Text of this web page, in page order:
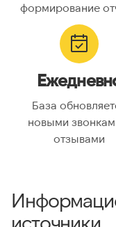
формирование
База
новыми
отзывами
источники